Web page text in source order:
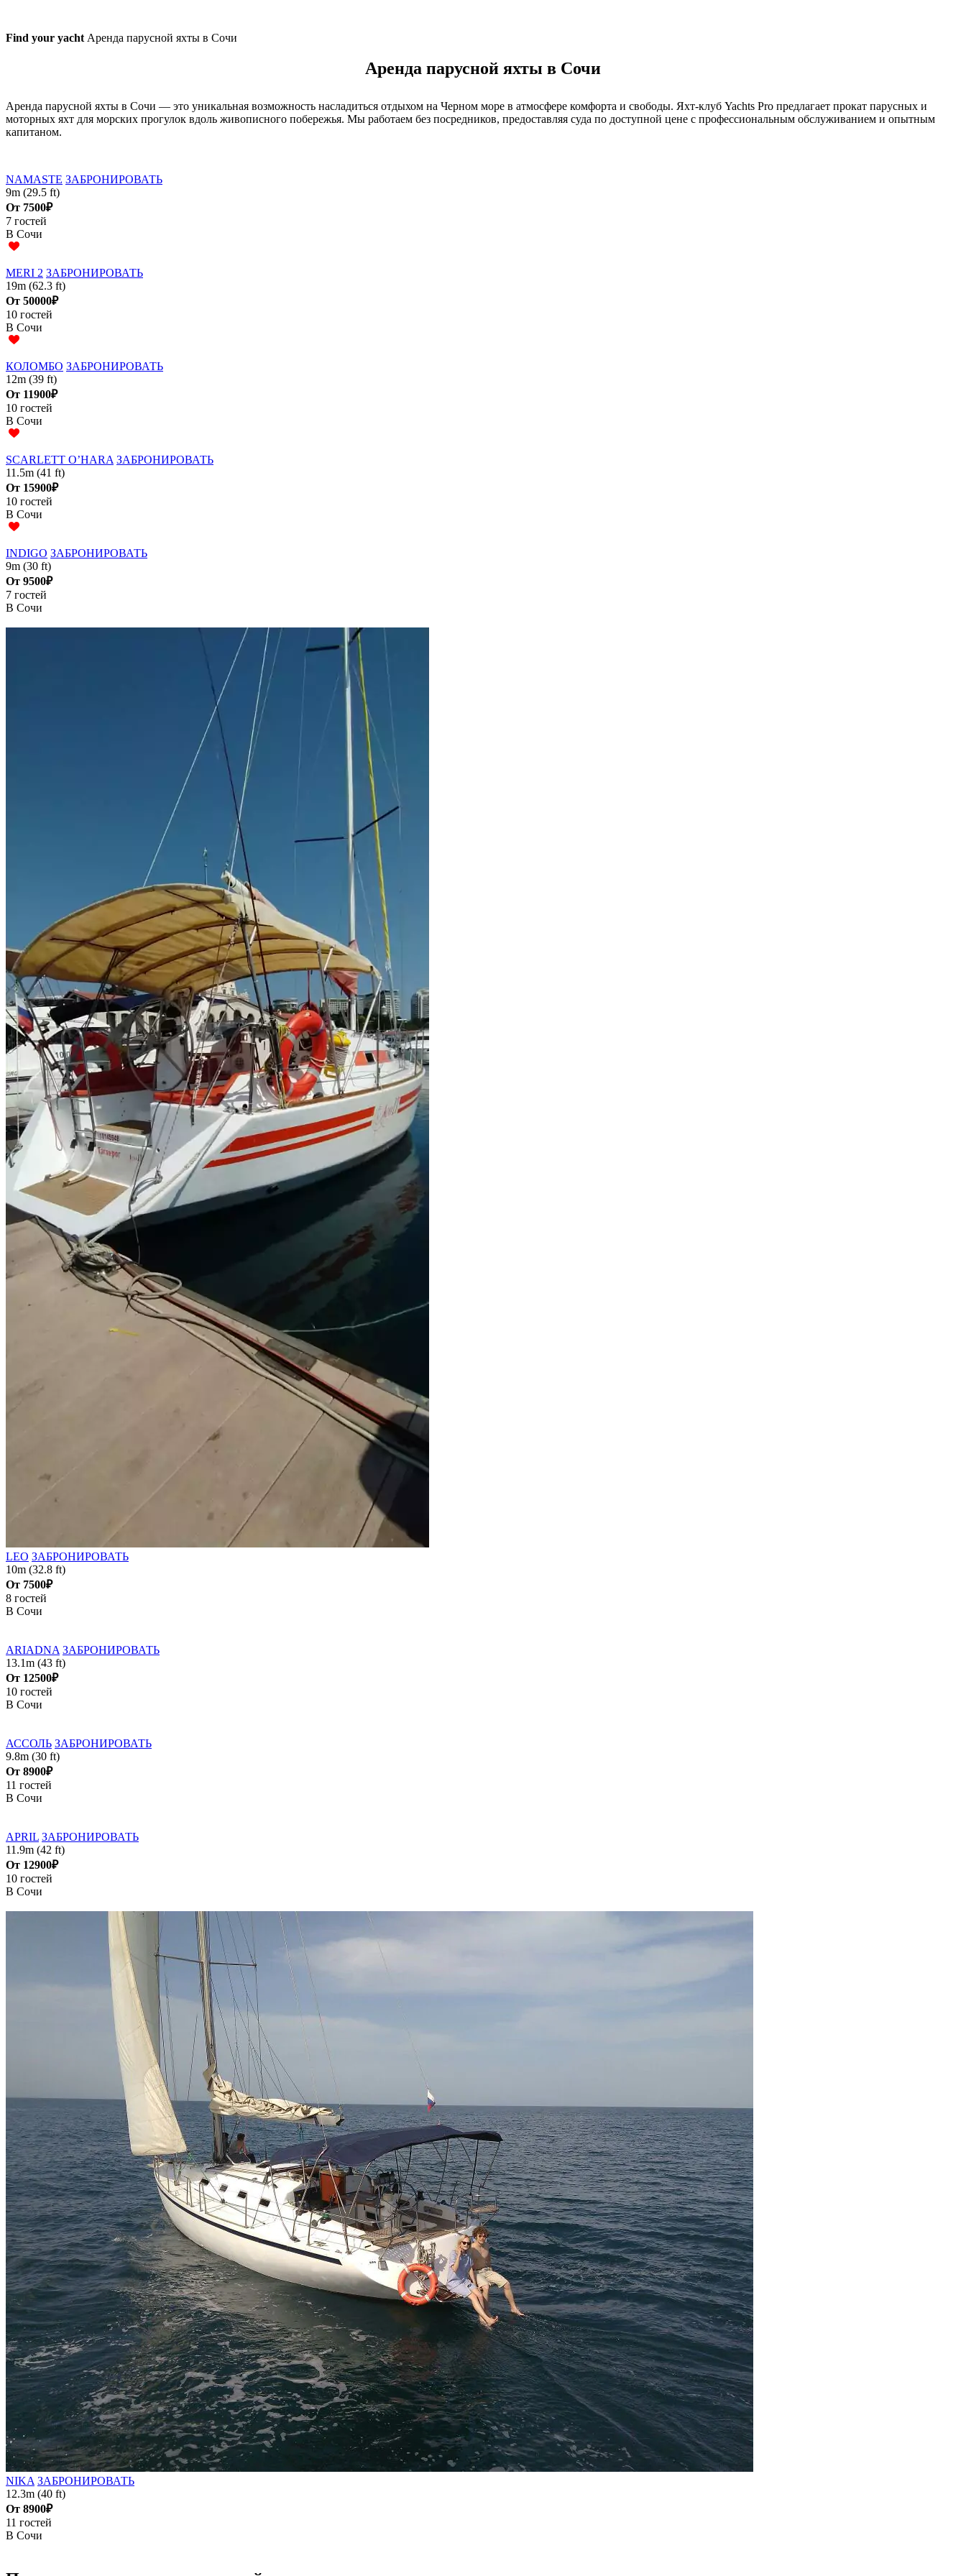
Find your yacht Аренда парусной яхты в Сочи
Аренда парусной яхты в Сочи
Аренда парусной яхты в Сочи — это уникальная возможность насладиться отдыхом на Черном море в атмосфере комфорта и свободы. Яхт-клуб Yachts Pro предлагает прокат парусных и
моторных яхт для морских прогулок вдоль живописного побережья. Мы работаем без посредников, предоставляя суда по доступной цене с профессиональным обслуживанием и опытным
капитаном.
NAMASTE ЗАБРОНИРОВАТЬ
9m (29.5 ft)
От 7500₽
7 гостей
В Сочи
MERI 2 ЗАБРОНИРОВАТЬ
19m (62.3 ft)
От 50000₽
10 гостей
В Сочи
КОЛОМБО ЗАБРОНИРОВАТЬ
12m (39 ft)
От 11900₽
10 гостей
В Сочи
SCARLETT O’HARA ЗАБРОНИРОВАТЬ
11.5m (41 ft)
От 15900₽
10 гостей
В Сочи
INDIGO ЗАБРОНИРОВАТЬ
9m (30 ft)
От 9500₽
7 гостей
В Сочи
LEO ЗАБРОНИРОВАТЬ
10m (32.8 ft)
От 7500₽
8 гостей
В Сочи
ARIADNA ЗАБРОНИРОВАТЬ
13.1m (43 ft)
От 12500₽
10 гостей
В Сочи
АССОЛЬ ЗАБРОНИРОВАТЬ
9.8m (30 ft)
От 8900₽
11 гостей
В Сочи
APRIL ЗАБРОНИРОВАТЬ
11.9m (42 ft)
От 12900₽
10 гостей
В Сочи
NIKA ЗАБРОНИРОВАТЬ
12.3m (40 ft)
От 8900₽
11 гостей
В Сочи